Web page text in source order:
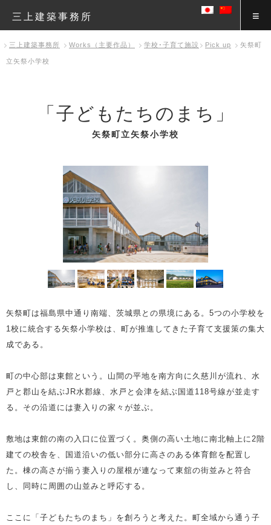
三上建築事務所
三上建築事務所 Works（主要作品） 学校･子育て施設 Pick up 矢祭町
立矢祭小学校
「子どもたちのまち」
矢祭町立矢祭小学校
矢祭町は福島県中通り南端、茨城県との県境にある。5つの小学校を
1校に統合する矢祭小学校は、町が推進してきた子育て支援策の集大
成である。
町の中心部は東館という。山間の平地を南方向に久慈川が流れ、水
戸と郡山を結ぶJR水郡線、水戸と会津を結ぶ国道118号線が並走す
る。その沿道には妻入りの家々が並ぶ。
敷地は東館の南の入口に位置づく。奥側の高い土地に南北軸上に2階
建ての校舎を、国道沿いの低い部分に高さのある体育館を配置し
た。棟の高さが揃う妻入りの屋根が連なって東舘の街並みと符合
し、同時に周囲の山並みと呼応する。
ここに「子どもたちのまち」を創ろうと考えた。町全域から通う子